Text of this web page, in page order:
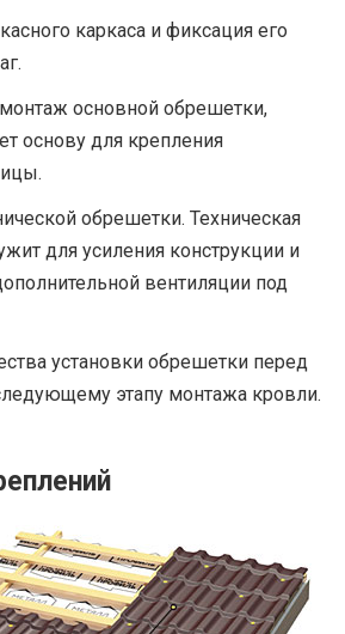
каркаса и фиксация его
основной обрешетки,
основу для крепления
обрешетки. Техническая
для усиления конструкции и
вентиляции под
установки обрешетки перед
этапу монтажа кровли.